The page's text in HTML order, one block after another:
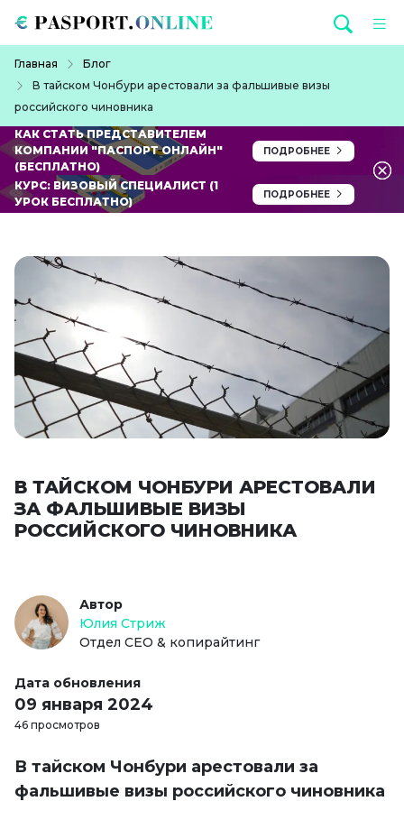
Главная
Блог
В тайском Чонбури арестовали за фальшивые визы
российского чиновника
КАК СТАТЬ ПРЕДСТАВИТЕЛЕМ
КОМПАНИИ "ПАСПОРТ ОНЛАЙН"
(БЕСПЛАТНО)
ПОДРОБНЕЕ
КУРС: ВИЗОВЫЙ СПЕЦИАЛИСТ (1
УРОК БЕСПЛАТНО)
ПОДРОБНЕЕ
В ТАЙСКОМ ЧОНБУРИ АРЕСТОВАЛИ
ЗА ФАЛЬШИВЫЕ ВИЗЫ
РОССИЙСКОГО ЧИНОВНИКА
Автор
Юлия Стриж
Отдел СЕО & копирайтинг
Дата обновления
09 января 2024
46 просмотров
В тайском Чонбури арестовали за
фальшивые визы российского чиновника